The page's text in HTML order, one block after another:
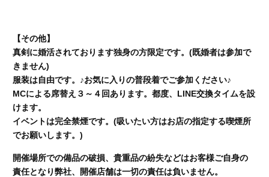
【その他】
真剣に婚活されております独身の方限定です。(既婚者は参加で
きません)
服装は自由です。♪お気に入りの普段着でご参加ください♪
MCによる席替え３～４回あります。都度、LINE交換タイムを設
けます。
イベントは完全禁煙です。(吸いたい方はお店の指定する喫煙所
でお願いします。)
開催場所での備品の破損、貴重品の紛失などはお客様ご自身の
責任となり弊社、開催店舗は一切の責任は負いません。